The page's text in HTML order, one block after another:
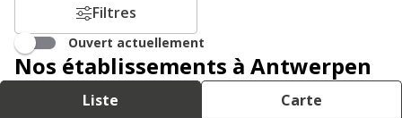
Filtres
Ouvert actuellement
Nos établissements à Antwerpen
Liste Carte